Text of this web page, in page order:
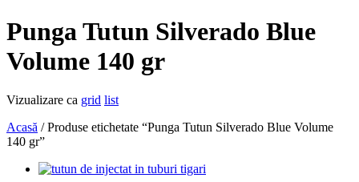
Punga Tutun Silverado Blue
Volume 140 gr
Vizualizare ca grid list
Acasă / Produse etichetate “Punga Tutun Silverado Blue Volume
140 gr”